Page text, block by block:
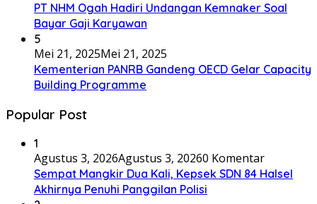
PT NHM Ogah Hadiri Undangan Kemnaker Soal
Bayar Gaji Karyawan
5
Mei 21, 2025Mei 21, 2025
Kementerian PANRB Gandeng OECD Gelar Capacity
Building Programme
Popular Post
1
Agustus 3, 2026Agustus 3, 20260 Komentar
Sempat Mangkir Dua Kali, Kepsek SDN 84 Halsel
Akhirnya Penuhi Panggilan Polisi